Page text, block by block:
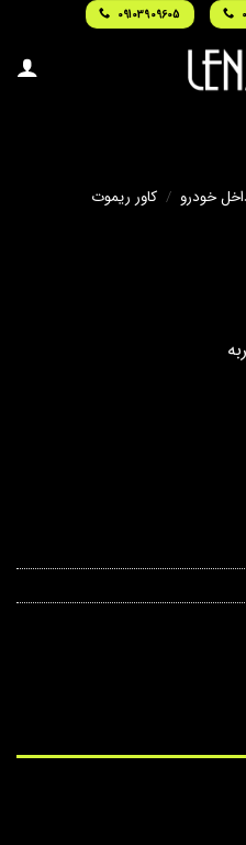
09103909605
خودرو / کاور ریموت